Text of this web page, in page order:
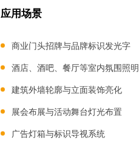
应用场景
商业门头招牌与品牌标识发光字
酒店、酒吧、餐厅等室内氛围照明
建筑外墙轮廓与立面装饰亮化
展会布展与活动舞台灯光布置
广告灯箱与标识导视系统